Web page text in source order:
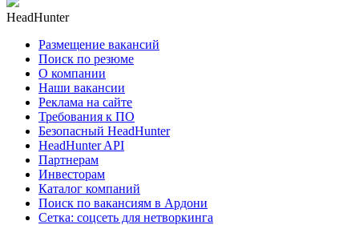
HeadHunter
Размещение вакансий
Поиск по резюме
О компании
Наши вакансии
Реклама на сайте
Требования к ПО
Безопасный HeadHunter
HeadHunter API
Партнерам
Инвесторам
Каталог компаний
Поиск по вакансиям в Ардони
Сетка: соцсеть для нетворкинга